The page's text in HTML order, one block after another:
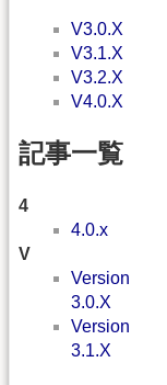
V3.0.X
V3.1.X
V3.2.X
V4.0.X
記事一覧
4
4.0.x
V
Version
3.0.X
Version
3.1.X